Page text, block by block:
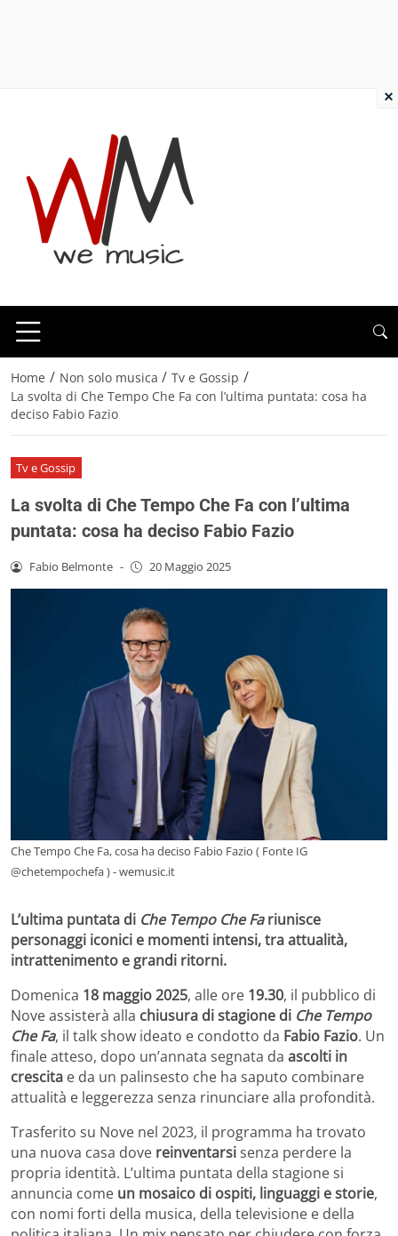
Home / Non solo musica / Tv e Gossip /
La svolta di Che Tempo Che Fa con l’ultima puntata: cosa ha
deciso Fabio Fazio
Tv e Gossip
La svolta di Che Tempo Che Fa con l’ultima
puntata: cosa ha deciso Fabio Fazio
Fabio Belmonte - 20 Maggio 2025
Che Tempo Che Fa, cosa ha deciso Fabio Fazio ( Fonte IG
@chetempochefa ) - wemusic.it
L’ultima puntata di Che Tempo Che Fariunisce
personaggi iconici e momenti intensi, tra attualità,
intrattenimento e grandi ritorni.
Domenica 18 maggio 2025, alle ore 19.30, il pubblico di
Nove assisterà alla chiusura di stagione di Che Tempo
Che Fa, il talk show ideato e condotto da Fabio Fazio. Un
finale atteso, dopo un’annata segnata da ascolti in
crescita e da un palinsesto che ha saputo combinare
attualità e leggerezza senza rinunciare alla profondità.
Trasferito su Nove nel 2023, il programma ha trovato
una nuova casa dove reinventarsisenza perdere la
propria identità. L’ultima puntata della stagione si
annuncia come un mosaico di ospiti, linguaggi e storie,
con nomi forti della musica, della televisione e della
×